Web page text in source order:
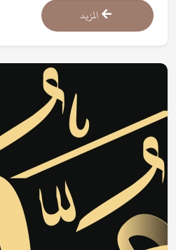
ضَفَفٍ.
المزيد